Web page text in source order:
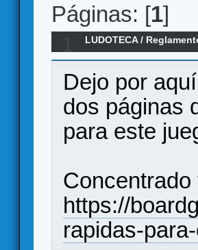
Páginas: [1]
LUDOTECA/
Dejo por
dos páginas
para este
Concentrado
https://
rapidas-